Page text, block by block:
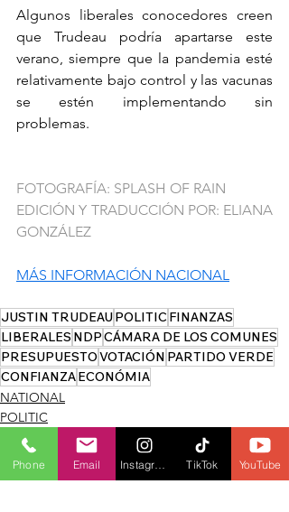
Algunos liberales conocedores creen
que Trudeau podría apartarse este
verano, siempre que la pandemia esté
relativamente bajo control y las vacunas
se estén implementando sin
problemas.
FOTOGRAFÍA: SPLASH OF RAIN
EDICIÓN Y TRADUCCIÓN POR: ELIANA
GONZÁLEZ
MÁS INFORMACIÓN NACIONAL
JUSTIN TRUDEAUPOLITIC FINANZAS
LIBERALES NDPCÁMARA DE LOS COMUNES
PRESUPUESTOVOTACIÓN PARTIDO VERDE
CONFIANZAECONÓMIA
NATIONAL
POLITIC
FINANCE
Phone Email TikTok YouTube